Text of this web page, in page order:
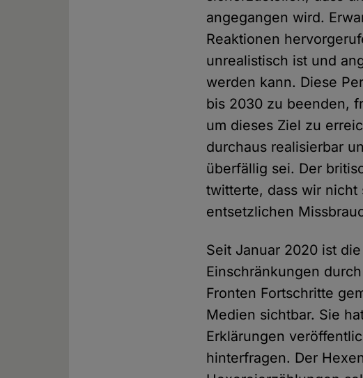
angegangen wird.
Reaktionen
unrealistisch ist und
werden kann. Diese
bis 2030 zu beenden,
um dieses Ziel zu
durchaus realisierbar
überfällig sei. Der
twitterte, dass wir
entsetzlichen
Seit Januar 2020 ist
Einschränkungen
Fronten Fortschritte
Medien sichtbar. Sie
Erklärungen
hinterfragen. Der